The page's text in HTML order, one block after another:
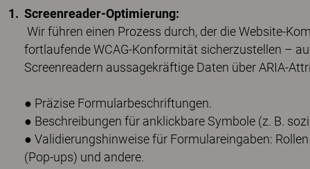
Screenreader-Optimierung:
Wir führen einen Prozess durch, der die Website-
fortlaufende WCAG-Konformität sicherzustellen –
Screenreadern aussagekräftige Daten über ARIA-
● Präzise Formularbeschriftungen.
● Beschreibungen für anklickbare Symbole (z. B.
● Validierungshinweise für Formulareingaben:
(Pop-ups) und andere.